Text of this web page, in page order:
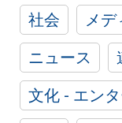
社会 メデ
ニュース
文化 - エン